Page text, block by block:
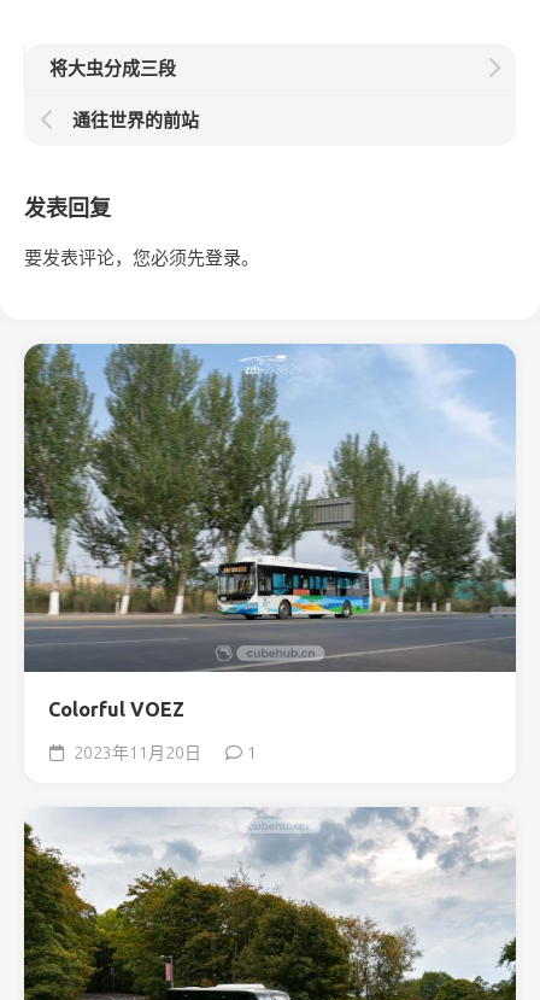
将大虫分成三段
通往世界的前站
发表回复
要发表评论，您必须先登录。
Colorful VOEZ
2023年11月20日 1